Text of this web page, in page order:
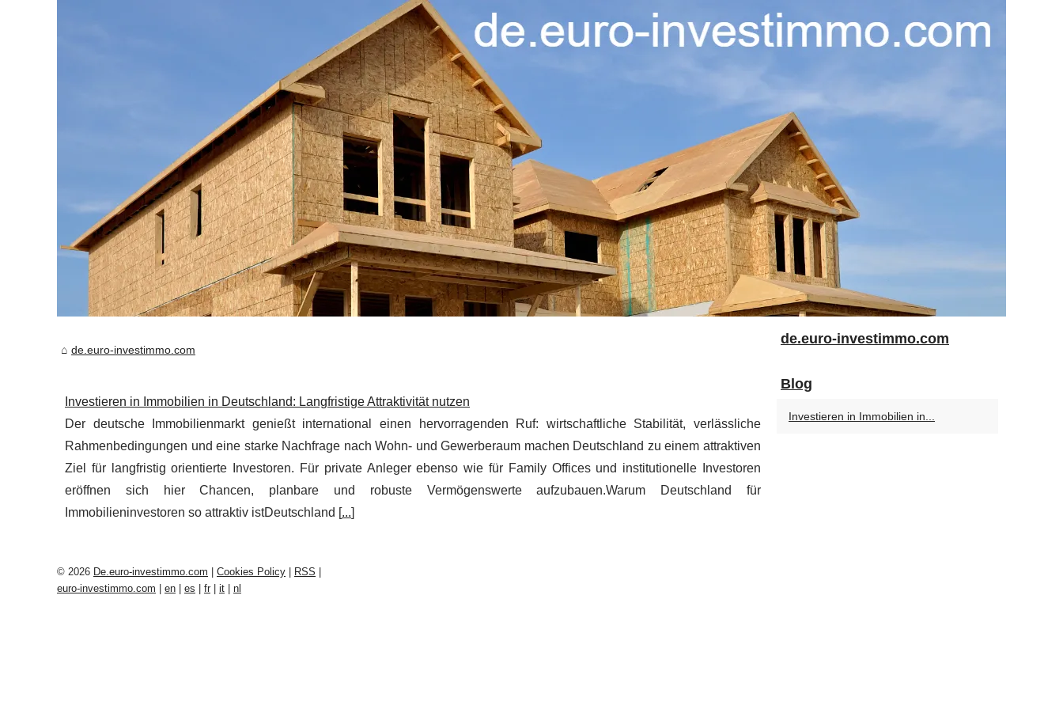
de.euro-investimmo.com
Investieren in Immobilien in Deutschland: Langfristige Attraktivität nutzen
Der deutsche Immobilienmarkt genießt international einen hervorragenden Ruf: wirtschaftliche Stabilität, verlässliche
Rahmenbedingungen und eine starke Nachfrage nach Wohn- und Gewerberaum machen Deutschland zu einem attraktiven
Ziel für langfristig orientierte Investoren. Für private Anleger ebenso wie für Family Offices und institutionelle Investoren
eröffnen sich hier Chancen, planbare und robuste Vermögenswerte aufzubauen.Warum Deutschland für
Immobilieninvestoren so attraktiv istDeutschland [...]
de.euro-investimmo.com
Blog
Investieren in Immobilien in...
© 2026 De.euro-investimmo.com Cookies Policy RSS
euro-investimmo.com
en es fr it nl